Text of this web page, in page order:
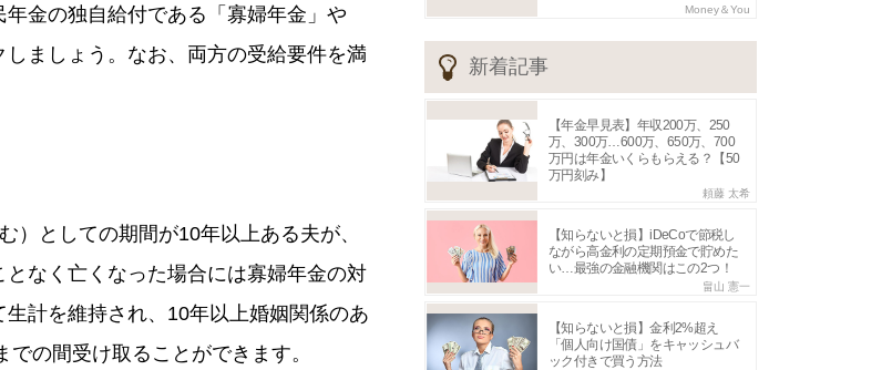
金の独自給付である「寡婦年金」や
ましょう。なお、両方の受給要件を満
）としての期間が10年以上ある夫が、
なく亡くなった場合には寡婦年金の対
計を維持され、10年以上婚姻関係のあ
の間受け取ることができます。
Money＆You
新着記事
【年金早見表】年収200万、250
万、300万…600万、650万、700
万円は年金いくらもらえる？【50
万円刻み】
頼藤 太希
【知らないと損】iDeCoで節税し
ながら高金利の定期預金で貯めた
い…最強の金融機関はこの2つ！
畠山 憲一
【知らないと損】金利2%超え
「個人向け国債」をキャッシュバ
ック付きで買う方法